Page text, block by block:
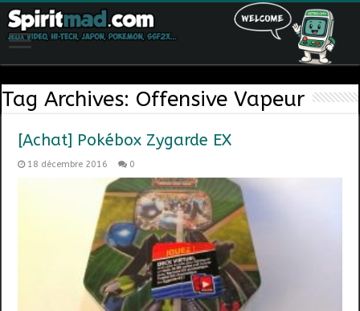
Tag Archives: Offensive Vapeur
[Achat] Pokébox Zygarde EX
18 décembre 2016 0